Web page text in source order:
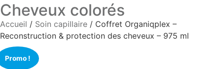
Cheveux colorés
Accueil / Soin capillaire / Coffret Organiqplex –
Reconstruction & protection des cheveux – 975 ml
Promo !